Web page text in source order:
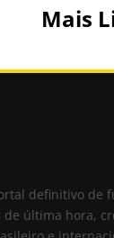
Mais
definitivo de
última hora,